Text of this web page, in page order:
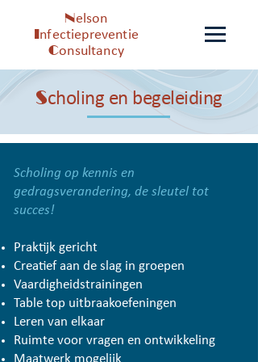
Nelson
Infectiepreventie
Consultancy
Scholing en begeleiding
Scholing op kennis en
gedragsverandering, de sleutel tot
succes!
Praktijk gericht
Creatief aan de slag in groepen
Vaardigheidstrainingen
Table top uitbraakoefeningen
Leren van elkaar
Ruimte voor vragen en ontwikkeling
Maatwerk mogelijk